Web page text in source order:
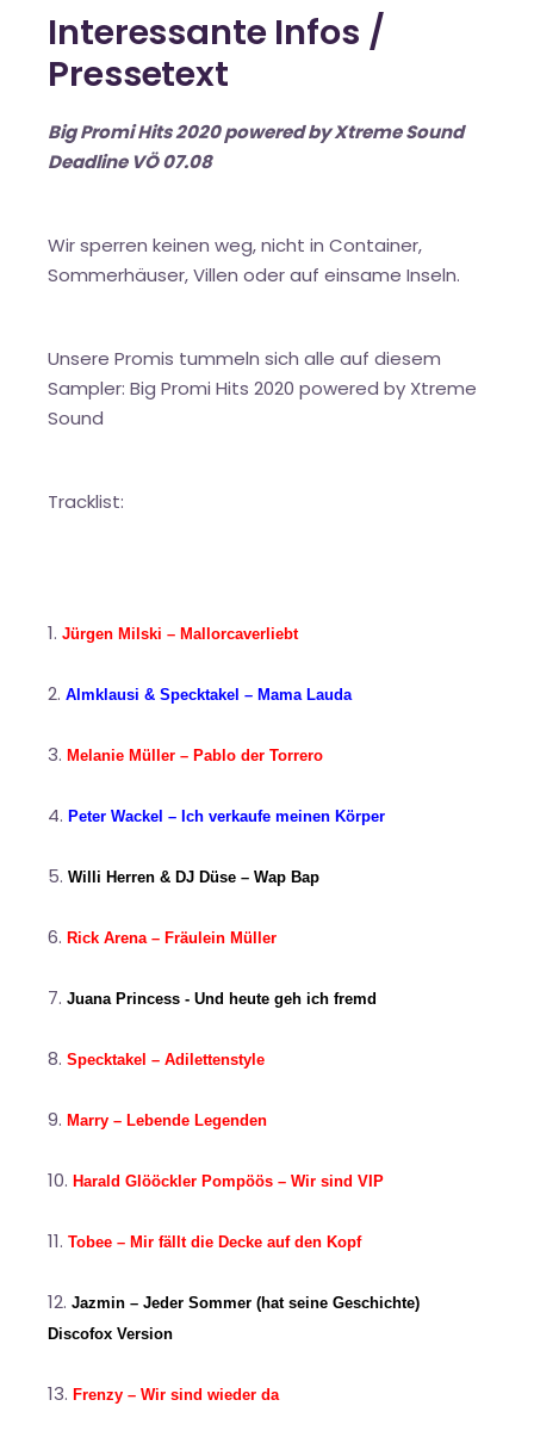
Interessante Infos /
Pressetext
Big Promi Hits 2020 powered by Xtreme Sound
Deadline VÖ 07.08
Wir sperren keinen weg, nicht in Container,
Sommerhäuser, Villen oder auf einsame Inseln.
Unsere Promis tummeln sich alle auf diesem
Sampler: Big Promi Hits 2020 powered by Xtreme
Sound
Tracklist:
Jürgen Milski – Mallorcaverliebt
Almklausi & Specktakel – Mama Lauda
Melanie Müller – Pablo der Torrero
Peter Wackel – Ich verkaufe meinen Körper
Willi Herren & DJ Düse – Wap Bap
Rick Arena – Fräulein Müller
Juana Princess - Und heute geh ich fremd
Specktakel – Adilettenstyle
Marry – Lebende Legenden
Harald Glööckler Pompöös – Wir sind VIP
Tobee – Mir fällt die Decke auf den Kopf
Jazmin – Jeder Sommer (hat seine Geschichte)
Discofox Version
Frenzy – Wir sind wieder da